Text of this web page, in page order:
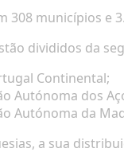
308 municípios e
divididos da
Continental;
Autónoma dos
Autónoma da
a sua